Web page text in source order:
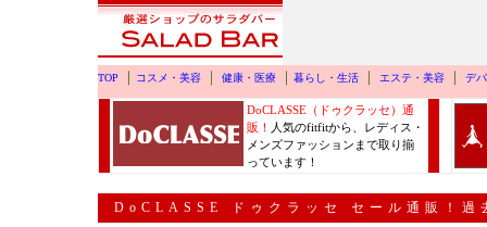
DoCLASSE（ドゥクラッセ）通
販！
人気のfitfitから、レディス・
メンズファッションまで取り揃
っています！
DoCLASSE ドゥクラッセ セール通販！過